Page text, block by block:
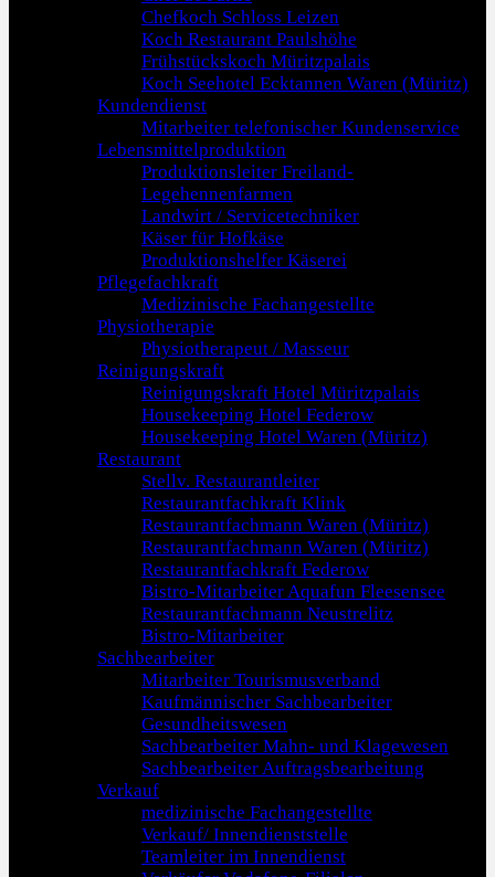
Chefkoch Schloss Leizen
Koch Restaurant Paulshöhe
Frühstückskoch Müritzpalais
Koch Seehotel Ecktannen Waren (Müritz)
Kundendienst
Mitarbeiter telefonischer Kundenservice
Lebensmittelproduktion
Produktionsleiter Freiland-
Legehennenfarmen
Landwirt / Servicetechniker
Käser für Hofkäse
Produktionshelfer Käserei
Pflegefachkraft
Medizinische Fachangestellte
Physiotherapie
Physiotherapeut / Masseur
Reinigungskraft
Reinigungskraft Hotel Müritzpalais
Housekeeping Hotel Federow
Housekeeping Hotel Waren (Müritz)
Restaurant
Stellv. Restaurantleiter
Restaurantfachkraft Klink
Restaurantfachmann Waren (Müritz)
Restaurantfachmann Waren (Müritz)
Restaurantfachkraft Federow
Bistro-Mitarbeiter Aquafun Fleesensee
Restaurantfachmann Neustrelitz
Bistro-Mitarbeiter
Sachbearbeiter
Mitarbeiter Tourismusverband
Kaufmännischer Sachbearbeiter
Gesundheitswesen
Sachbearbeiter Mahn- und Klagewesen
Sachbearbeiter Auftragsbearbeitung
Verkauf
medizinische Fachangestellte
Verkauf/ Innendienststelle
Teamleiter im Innendienst